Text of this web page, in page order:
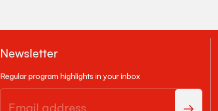
Newsletter
Regular program highlights in your inbox